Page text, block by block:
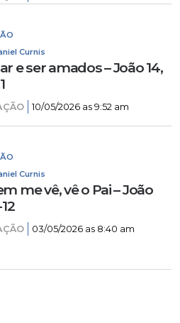
Curnis
e ser amados – João 14,
10/05/2026 as 9:52 am
Curnis
me vê, vê o Pai – João
03/05/2026 as 8:40 am